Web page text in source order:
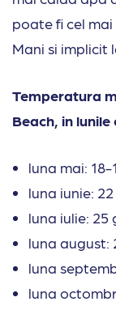
poate fi cel
Mani si implicit
Temperatura
Beach, in lunile
luna mai:
luna iunie:
luna iulie: 25
luna august:
luna
luna